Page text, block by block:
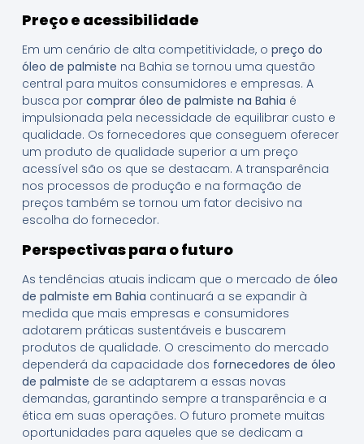
Preço e acessibilidade
Em um cenário de alta competitividade, o preço do
óleo de palmiste na Bahia se tornou uma questão
central para muitos consumidores e empresas. A
busca por comprar óleo de palmiste na Bahia é
impulsionada pela necessidade de equilibrar custo e
qualidade. Os fornecedores que conseguem oferecer
um produto de qualidade superior a um preço
acessível são os que se destacam. A transparência
nos processos de produção e na formação de
preços também se tornou um fator decisivo na
escolha do fornecedor.
Perspectivas para o futuro
As tendências atuais indicam que o mercado de óleo
de palmiste em Bahia continuará a se expandir à
medida que mais empresas e consumidores
adotarem práticas sustentáveis e buscarem
produtos de qualidade. O crescimento do mercado
dependerá da capacidade dos fornecedores de óleo
de palmiste de se adaptarem a essas novas
demandas, garantindo sempre a transparência e a
ética em suas operações. O futuro promete muitas
oportunidades para aqueles que se dedicam a